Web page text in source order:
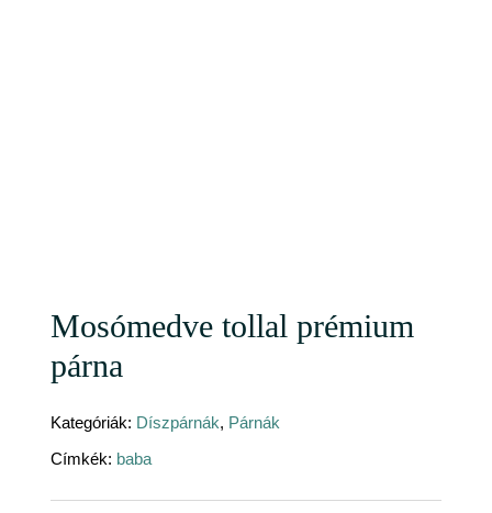
Mosómedve tollal prémium
párna
Kategóriák: Díszpárnák, Párnák
Címkék: baba